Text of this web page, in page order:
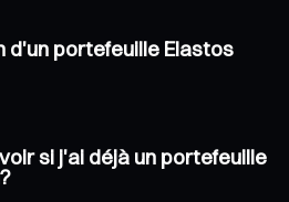
d'un portefeuille Elastos
si j'ai déjà un portefeuille